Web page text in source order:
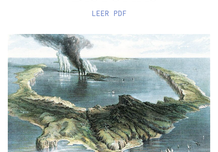
LEER PDF